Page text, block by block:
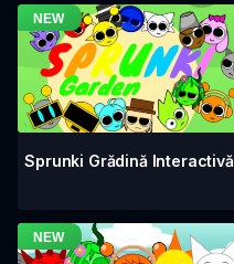
Sprunki Grădină Interactivă